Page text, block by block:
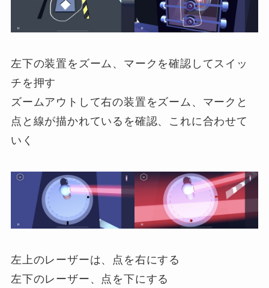
左下の装置をズーム、マークを確認してスイッ
チを押す
ズームアウトして右の装置をズーム、マークと
点と線が描かれているを確認、これに合わせて
いく
左上のレーザーは、点を右にする
左下のレーザー、点を下にする